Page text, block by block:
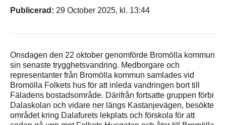
Publicerad: 29 October 2025, kl. 13:44
Onsdagen den 22 oktober genomförde Bromölla kommun
sin senaste trygghetsvandring. Medborgare och
representanter från Bromölla kommun samlades vid
Bromölla Folkets hus för att inleda vandringen bort till
Fäladens bostadsområde. Därifrån fortsatte gruppen förbi
Dalaskolan och vidare ner längs Kastanjevägen, besökte
området kring Dalafurets lekplats och förskola för att